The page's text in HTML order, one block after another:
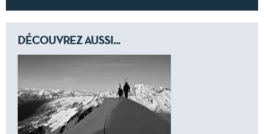
DÉCOUVREZ AUSSI...